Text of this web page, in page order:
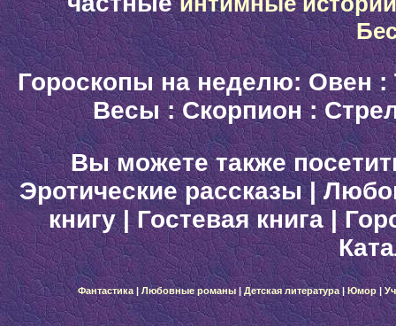
Гороскопы на неделю: Овен:
Весы:Скорпион:
Вы можете также
Эротические рассказы|
книгу|Гостевая книга|
Фантастика| Любовные романы|Детская литература|Юмор|